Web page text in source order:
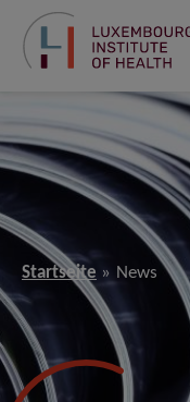
Startseite News